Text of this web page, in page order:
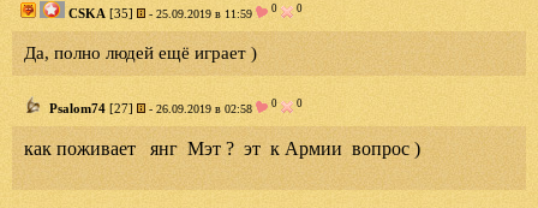
CSKA [35] - 25.09.2019 в 11:59 0 0
Да, полно людей ещё играет )
Psalom74 [27] - 26.09.2019 в 02:58 0 0
как поживает янг Мэт ? эт к Армии вопрос )